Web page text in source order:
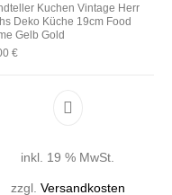
Kuchen Vintage Herr
Deko Küche 19cm Food
Gelb Gold
€
inkl. 19 % MwSt.
zzgl. Versandkosten